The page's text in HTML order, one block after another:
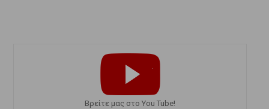
Bρείτε μας στο You Tube!